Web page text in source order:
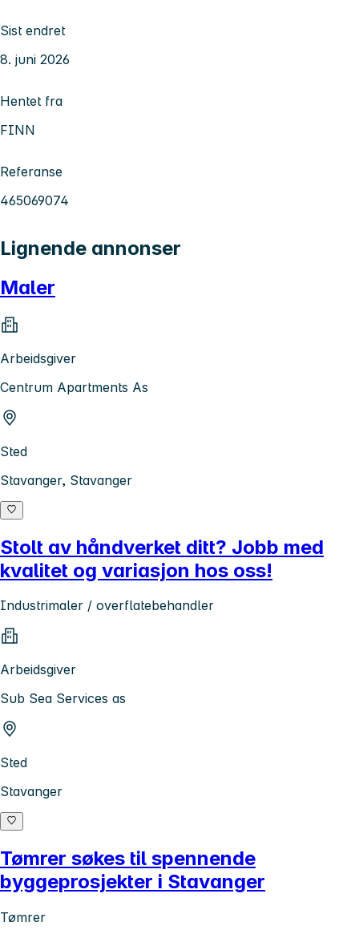
Sist endret
8. juni 2026
Hentet fra
FINN
Referanse
465069074
Lignende annonser
Maler
Arbeidsgiver
Centrum Apartments As
Sted
Stavanger, Stavanger
Stolt av håndverket ditt? Jobb med
kvalitet og variasjon hos oss!
Industrimaler / overflatebehandler
Arbeidsgiver
Sub Sea Services as
Sted
Stavanger
Tømrer søkes til spennende
byggeprosjekter i Stavanger
Tømrer